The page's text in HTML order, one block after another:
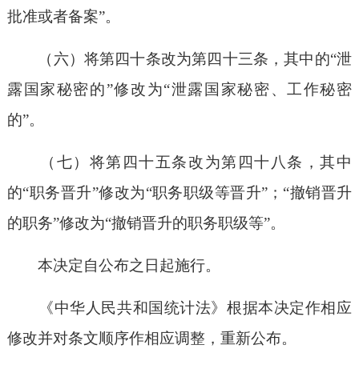
批准或者备案”。
（六）将第四十条改为第四十三条，其中的“泄
露国家秘密的”修改为“泄露国家秘密、工作秘密
的”。
（七）将第四十五条改为第四十八条，其中
的“职务晋升”修改为“职务职级等晋升”；“撤销晋升
的职务”修改为“撤销晋升的职务职级等”。
本决定自公布之日起施行。
《中华人民共和国统计法》根据本决定作相应
修改并对条文顺序作相应调整，重新公布。